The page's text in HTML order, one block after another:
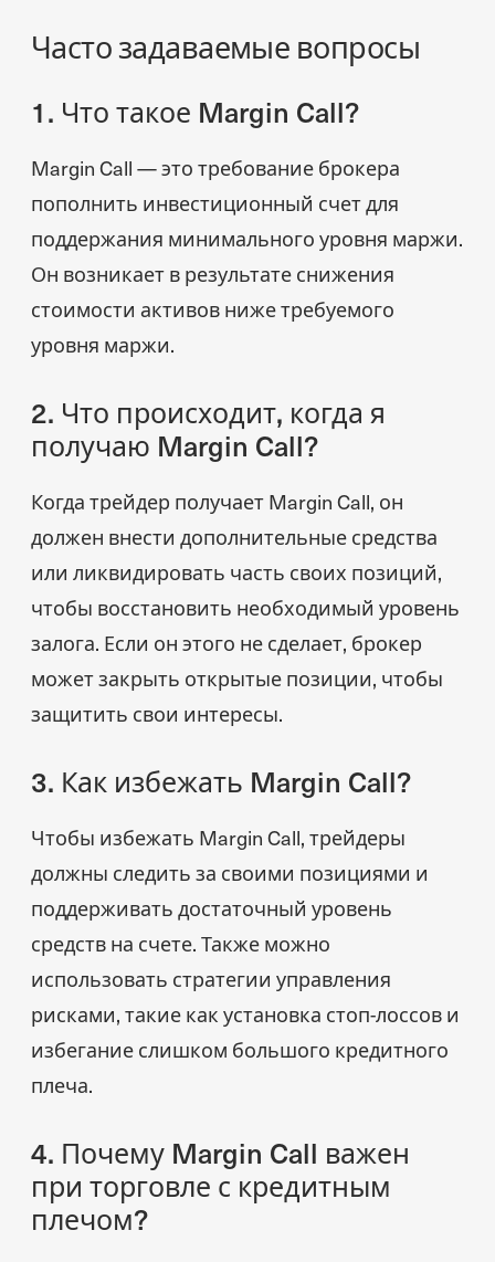
Часто задаваемые вопросы
1. Что такое Margin Call?
Margin Call — это требование брокера
пополнить инвестиционный счет для
поддержания минимального уровня маржи.
Он возникает в результате снижения
стоимости активов ниже требуемого
уровня маржи.
2. Что происходит, когда я
получаю Margin Call?
Когда трейдер получает Margin Call, он
должен внести дополнительные средства
или ликвидировать часть своих позиций,
чтобы восстановить необходимый уровень
залога. Если он этого не сделает, брокер
может закрыть открытые позиции, чтобы
защитить свои интересы.
3. Как избежать Margin Call?
Чтобы избежать Margin Call, трейдеры
должны следить за своими позициями и
поддерживать достаточный уровень
средств на счете. Также можно
использовать стратегии управления
рисками, такие как установка стоп-лоссов и
избегание слишком большого кредитного
плеча.
4. Почему Margin Call важен
при торговле с кредитным
плечом?